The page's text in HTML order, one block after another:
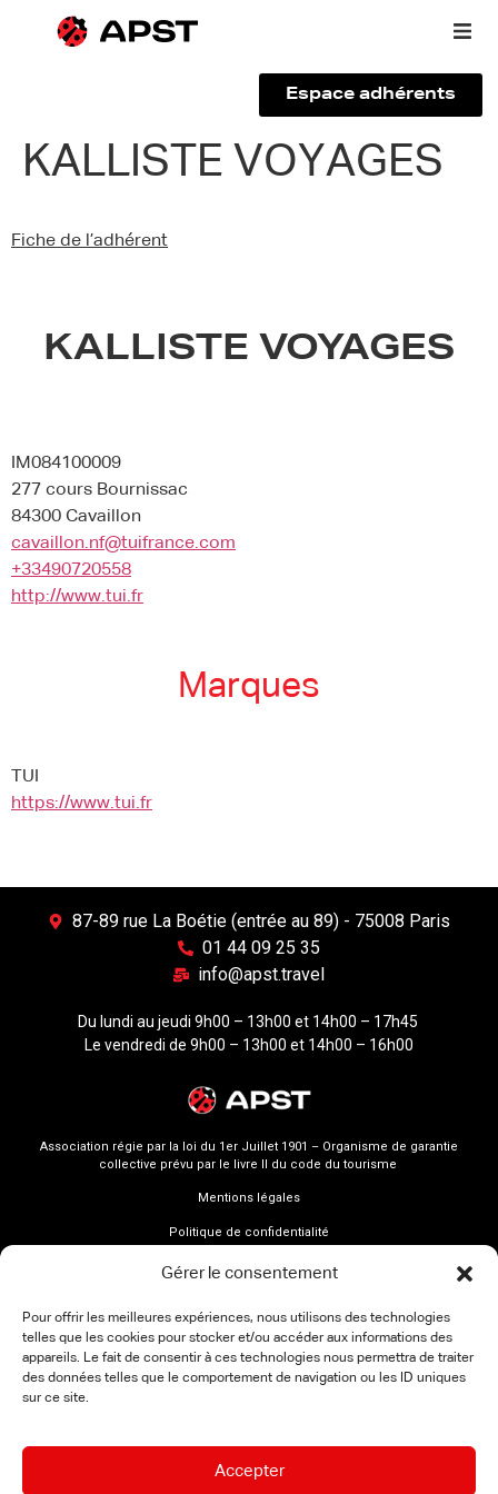
Gérer le consentement
Pour offrir les meilleures expériences, nous utilisons des technologies
telles que les cookies pour stocker et/ou accéder aux informations des
appareils. Le fait de consentir à ces technologies nous permettra de traiter
des données telles que le comportement de navigation ou les ID uniques
sur ce site.
Accepter
Qui sommes-nous ?
Espace adhérents
KALLISTE VOYAGES
Fiche de l’adhérent
KALLISTE VOYAGES
IM084100009
277 cours Bournissac
84300 Cavaillon
cavaillon.nf@tuifrance.com
+33490720558
http://www.tui.fr
Marques
TUI
https://www.tui.fr
87-89 rue La Boétie (entrée au 89) - 75008 Paris
01 44 09 25 35
info@apst.travel
Du lundi au jeudi 9h00 – 13h00 et 14h00 – 17h45
Le vendredi de 9h00 – 13h00 et 14h00 – 16h00
Association régie par la loi du 1er Juillet 1901 – Organisme de garantie
collective prévu par le livre II du code du tourisme
Mentions légales
Politique de confidentialité